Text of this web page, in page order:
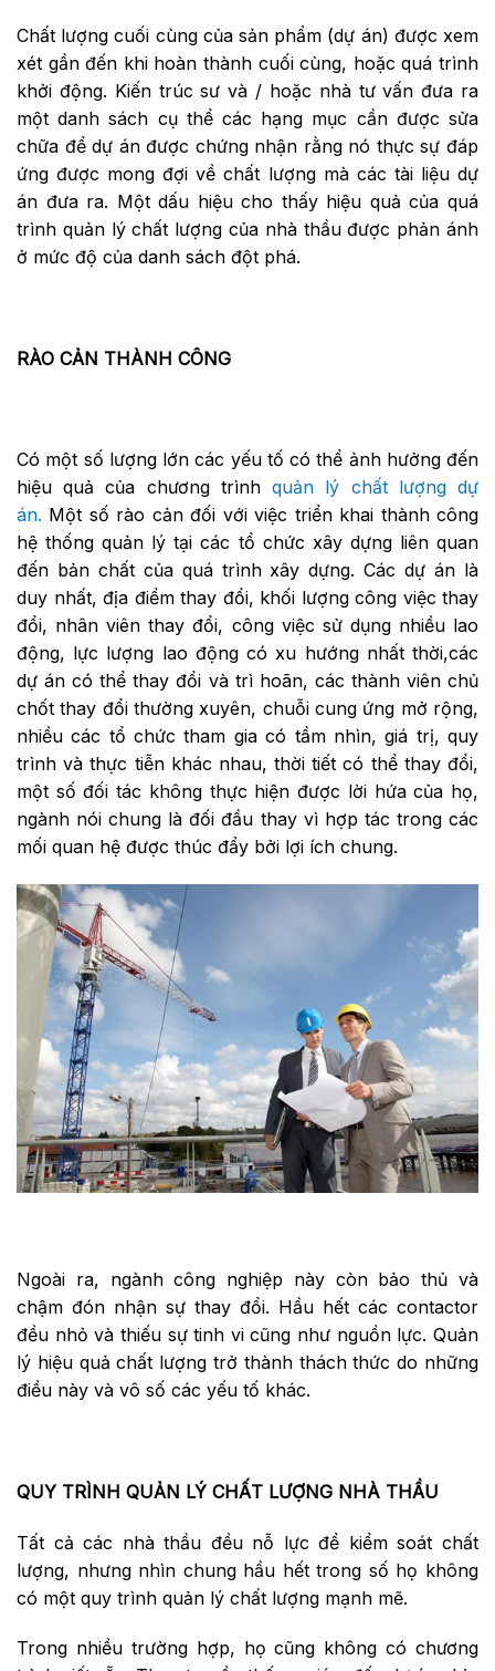
Chất lượng cuối cùng của sản phẩm (dự án) được xem
xét gần đến khi hoàn thành cuối cùng, hoặc quá trình
khởi động. Kiến trúc sư và / hoặc nhà tư vấn đưa ra
một danh sách cụ thể các hạng mục cần được sửa
chữa để dự án được chứng nhận rằng nó thực sự đáp
ứng được mong đợi về chất lượng mà các tài liệu dự
án đưa ra. Một dấu hiệu cho thấy hiệu quả của quá
trình quản lý chất lượng của nhà thầu được phản ánh
ở mức độ của danh sách đột phá.
RÀO CẢN THÀNH CÔNG
Có một số lượng lớn các yếu tố có thể ảnh hưởng đến
hiệu quả của chương trìnhquản lý chất lượng dự
án. Một số rào cản đối với việc triển khai thành công
hệ thống quản lý tại các tổ chức xây dựng liên quan
đến bản chất của quá trình xây dựng. Các dự án là
duy nhất, địa điểm thay đổi, khối lượng công việc thay
đổi, nhân viên thay đổi, công việc sử dụng nhiều lao
động, lực lượng lao động có xu hướng nhất thời,các
dự án có thể thay đổi và trì hoãn, các thành viên chủ
chốt thay đổi thường xuyên, chuỗi cung ứng mở rộng,
nhiều các tổ chức tham gia có tầm nhìn, giá trị, quy
trình và thực tiễn khác nhau, thời tiết có thể thay đổi,
một số đối tác không thực hiện được lời hứa của họ,
ngành nói chung là đối đầu thay vì hợp tác trong các
mối quan hệ được thúc đẩy bởi lợi ích chung.
Ngoài ra, ngành công nghiệp này còn bảo thủ và
chậm đón nhận sự thay đổi. Hầu hết các contactor
đều nhỏ và thiếu sự tinh vi cũng như nguồn lực. Quản
lý hiệu quả chất lượng trở thành thách thức do những
điều này và vô số các yếu tố khác.
QUY TRÌNH QUẢN LÝ CHẤT LƯỢNG NHÀ THẦU
Tất cả các nhà thầu đều nỗ lực để kiểm soát chất
lượng, nhưng nhìn chung hầu hết trong số họ không
có một quy trình quản lý chất lượng mạnh mẽ.
Trong nhiều trường hợp, họ cũng không có chương